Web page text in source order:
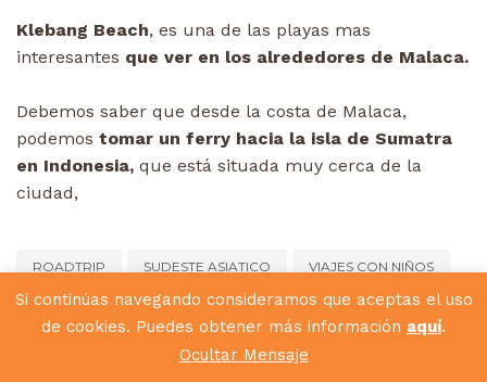
Klebang Beach, es una de las playas mas
interesantes que ver en los alrededores de Malaca.
Debemos saber que desde la costa de Malaca,
podemos tomar un ferry hacia la isla de Sumatra
en Indonesia, que está situada muy cerca de la
ciudad,
ROADTRIP SUDESTE ASIATICO VIAJES CON NIÑOS
Si continúas navegando consideramos que aceptas el uso
de cookies. Puedes obtener más información aquí.
Ocultar Mensaje